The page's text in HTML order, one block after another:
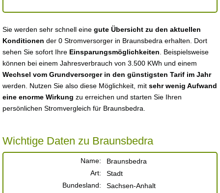
Sie werden sehr schnell eine gute Übersicht zu den aktuellen
Konditionen der 0 Stromversorger in Braunsbedra erhalten. Dort
sehen Sie sofort Ihre Einsparungsmöglichkeiten . Beispielsweise
können bei einem Jahresverbrauch von 3.500 KWh und einem
Wechsel vom Grundversorger in den günstigsten Tarif im Jahr
werden. Nutzen Sie also diese Möglichkeit, mit sehr wenig Aufwand
eine enorme Wirkung zu erreichen und starten Sie Ihren
persönlichen Stromvergleich für Braunsbedra.
Wichtige Daten zu Braunsbedra
Name:
Braunsbedra
Art:
Stadt
Bundesland:
Sachsen-Anhalt